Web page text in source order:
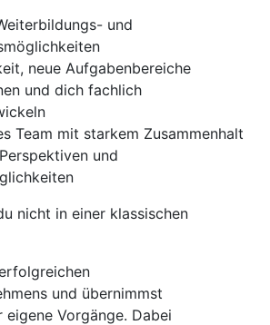
und
neue Aufgabenbereiche
und dich fachlich
Team mit starkem Zusammenhalt
und
nicht in einer klassischen
und übernimmst
Vorgänge. Dabei